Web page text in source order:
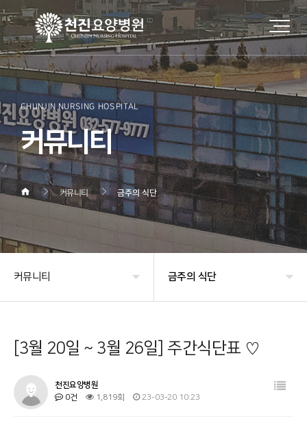
CHUNJIN NURSING HOSPITAL
커뮤니티
커뮤니티 금주의 식단
커뮤니티
시설 둘러보기
진료과목 안내
이용안내
금주의 식단
금주의 식단
[3월 20일 ~ 3월 26일] 주간식단표 ♡
천진요양병원
0건
1,819회 23-03-20 10:23